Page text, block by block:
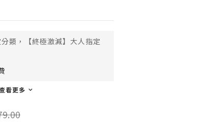
類，【終極激減】大人指定
看更多